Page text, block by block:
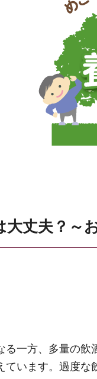
大丈夫？～
る一方、多量の
ています。過度な